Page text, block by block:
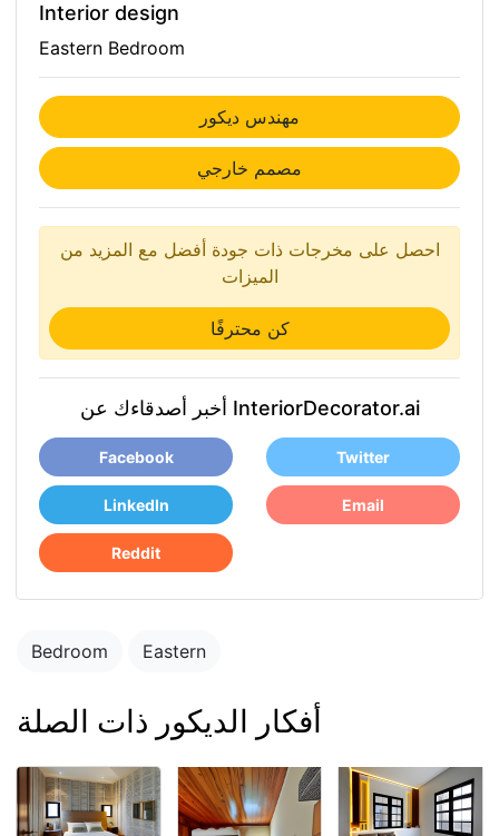
Interior design
Eastern Bedroom
مهندس ديكور
مصمم خارجي
احصل على مخرجات ذات جودة أفضل مع المزيد من
الميزات
كن محترفًا
أخبر أصدقاءك عن InteriorDecorator.ai
Facebook Twitter
LinkedIn Email
Reddit
Bedroom Eastern
أفكار الديكور ذات الصلة